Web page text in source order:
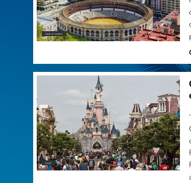
TRAVEL BY YOURSELF
MYTRIP